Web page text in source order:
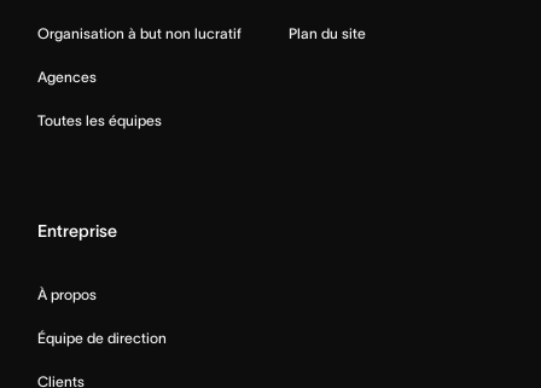
Organisation à but non lucratif
Agences
Toutes les équipes
Plan du site
Entreprise
À propos
Équipe de direction
Clients